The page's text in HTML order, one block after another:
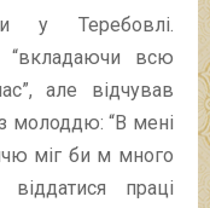
у Теребовлі.
всю
але відчував
молоддю: “В мені
міг би м много
праці